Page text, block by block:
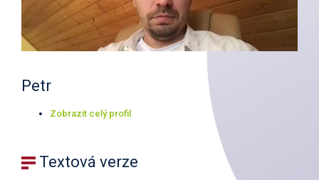
Petr
Zobrazit celý profil
Textová verze